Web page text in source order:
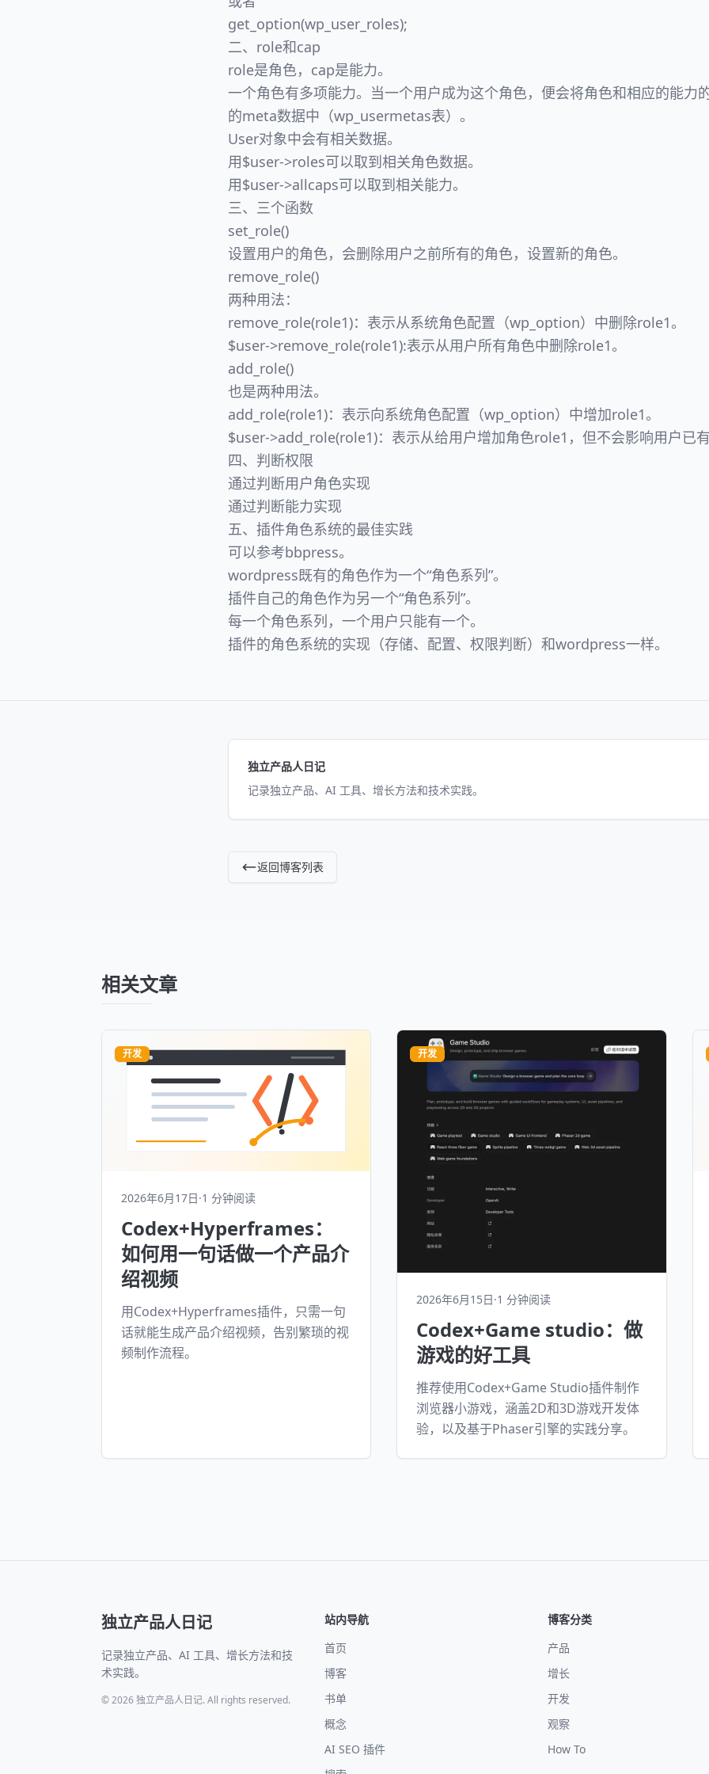
get_option(wp_user_roles);
二、role和cap
role是角色，cap是能力。
一个角色有多项能力。当一个用户成为这个角色，便会将角色和相应的能力
的meta数据中（wp_usermetas表）。
User对象中会有相关数据。
用$user->roles可以取到相关角色数据。
用$user->allcaps可以取到相关能力。
三、三个函数
set_role()
设置用户的角色，会删除用户之前所有的角色，设置新的角色。
remove_role()
两种用法：
remove_role(role1)：表示从系统角色配置（wp_option）中删除role1。
$user->remove_role(role1):表示从用户所有角色中删除role1。
add_role()
也是两种用法。
add_role(role1)：表示向系统角色配置（wp_option）中增加role1。
$user->add_role(role1)：表示从给用户增加角色role1，但不会影响用户已有
四、判断权限
通过判断用户角色实现
通过判断能力实现
五、插件角色系统的最佳实践
可以参考bbpress。
wordpress既有的角色作为一个“角色系列”。
插件自己的角色作为另一个“角色系列”。
每一个角色系列，一个用户只能有一个。
插件的角色系统的实现（存储、配置、权限判断）和wordpress一样。
独立产品人日记
记录独立产品、AI 工具、增长方法和技术实践。
返回博客列表
相关文章
开发
2026年6月17日·1 分钟阅读
Codex+Hyperframes：
如何用一句话做一个产品介
绍视频
用Codex+Hyperframes插件，只需一句
话就能生成产品介绍视频，告别繁琐的视
频制作流程。
开发
2026年6月15日·1 分钟阅读
Codex+Game studio：做
游戏的好工具
推荐使用Codex+Game Studio插件制作
浏览器小游戏，涵盖2D和3D游戏开发体
验，以及基于Phaser引擎的实践分享。
独立产品人日记
记录独立产品、AI 工具、增长方法和技
术实践。
© 2026 独立产品人日记. All rights reserved.
站内导航
首页
博客
书单
概念
AI SEO 插件
博客分类
产品
增长
开发
观察
How To